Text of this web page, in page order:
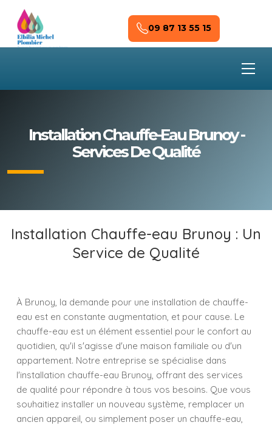
Skip to main content
09 87 13 55 15
Installation Chauffe-Eau Brunoy -
Services De Qualité
Installation Chauffe-eau Brunoy : Un
Service de Qualité
À Brunoy, la demande pour une installation de chauffe-
eau est en constante augmentation, et pour cause. Le
chauffe-eau est un élément essentiel pour le confort au
quotidien, qu'il s'agisse d'une maison familiale ou d'un
appartement. Notre entreprise se spécialise dans
l'installation chauffe-eau Brunoy, offrant des services
de qualité pour répondre à tous vos besoins. Que vous
souhaitiez installer un nouveau système, remplacer un
ancien appareil, ou simplement poser un chauffe-eau,